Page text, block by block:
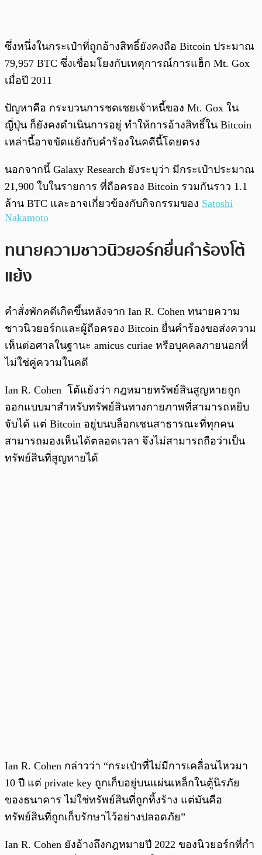
ซึ่งหนึ่งในกระเป๋าที่ถูกอ้างสิทธิ์ยังคงถือ Bitcoin ประมาณ
79,957 BTC ซึ่งเชื่อมโยงกับเหตุการณ์การแฮ็ก Mt. Gox
เมื่อปี 2011
ปัญหาคือ กระบวนการชดเชยเจ้าหนี้ของ Mt. Gox ใน
ญี่ปุ่น ก็ยังคงดำเนินการอยู่ ทำให้การอ้างสิทธิ์ใน Bitcoin
เหล่านี้อาจขัดแย้งกับคำร้องในคดีนี้โดยตรง
นอกจากนี้ Galaxy Research ยังระบุว่า มีกระเป๋าประมาณ
21,900 ใบในรายการ ที่ถือครอง Bitcoin รวมกันราว 1.1
ล้าน BTC และอาจเกี่ยวข้องกับกิจกรรมของ Satoshi
Nakamoto
ทนายความชาวนิวยอร์กยื่นคำร้องโต้
แย้ง
คำสั่งพักคดีเกิดขึ้นหลังจาก Ian R. Cohen ทนายความ
ชาวนิวยอร์กและผู้ถือครอง Bitcoin ยื่นคำร้องขอส่งความ
เห็นต่อศาลในฐานะ amicus curiae หรือบุคคลภายนอกที่
ไม่ใช่คู่ความในคดี
Ian R. Cohen โต้แย้งว่า กฎหมายทรัพย์สินสูญหายถูก
ออกแบบมาสำหรับทรัพย์สินทางกายภาพที่สามารถหยิบ
จับได้ แต่ Bitcoin อยู่บนบล็อกเชนสาธารณะที่ทุกคน
สามารถมองเห็นได้ตลอดเวลา จึงไม่สามารถถือว่าเป็น
ทรัพย์สินที่สูญหายได้
Ian R. Cohen กล่าวว่า “กระเป๋าที่ไม่มีการเคลื่อนไหวมา
10 ปี แต่ private key ถูกเก็บอยู่บนแผ่นเหล็กในตู้นิรภัย
ของธนาคาร ไม่ใช่ทรัพย์สินที่ถูกทิ้งร้าง แต่มันคือ
ทรัพย์สินที่ถูกเก็บรักษาไว้อย่างปลอดภัย”
Ian R. Cohen ยังอ้างถึงกฎหมายปี 2022 ของนิวยอร์กที่กำ